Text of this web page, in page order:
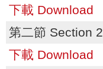
下載 Download
第二節 Section 2
下載 Download